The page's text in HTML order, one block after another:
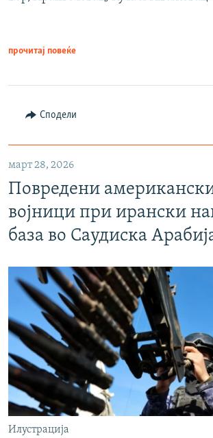
прочитај повеќе
Сподели
март 28, 2026
Повредени
војници при ирански
база во Саудиска
Илустрација